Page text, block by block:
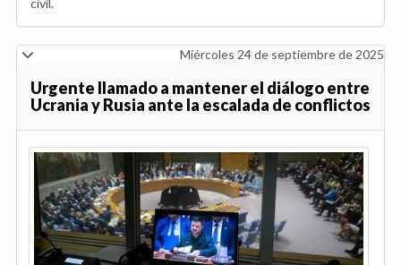
civil.
Miércoles 24 de septiembre de 2025
Urgente llamado a mantener el diálogo entre
Ucrania y Rusia ante la escalada de conflictos